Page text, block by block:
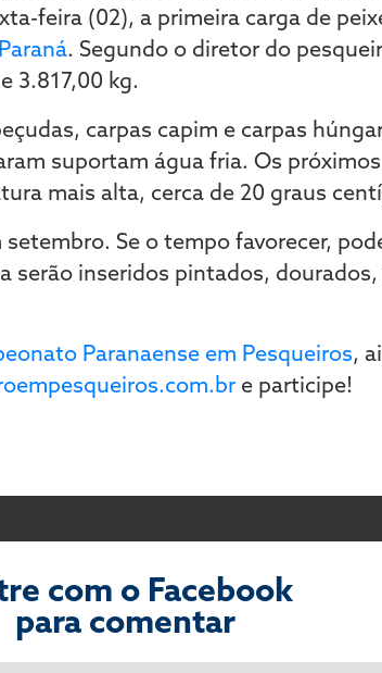
feira (02), a primeira carga de
. Segundo o diretor do
3.817,00 kg.
carpas capim e carpas
suportam água fria. Os
mais alta, cerca de 20 graus
Se o tempo favorecer,
serão inseridos pintados,
Paranaense em Pesqueiros,
e participe!
com o Facebook
para comentar